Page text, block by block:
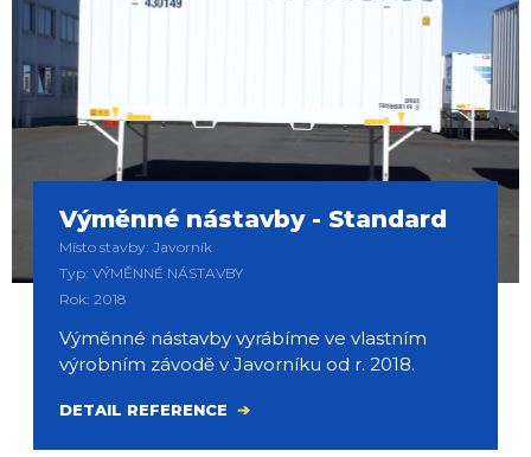
Výměnné nástavby - Standard
Místo stavby: Javorník
Typ: VÝMĚNNÉ NÁSTAVBY
Rok: 2018
Výměnné nástavby vyrábíme ve vlastním
výrobním závodě v Javorníku od r. 2018.
DETAIL REFERENCE